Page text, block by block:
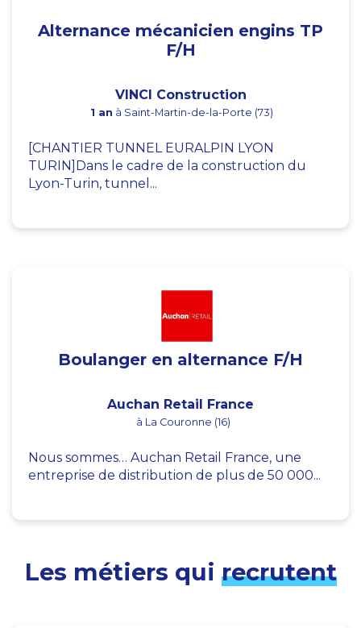
Alternance mécanicien engins TP
F/H
VINCI Construction
1 an à Saint-Martin-de-la-Porte (73)
[CHANTIER TUNNEL EURALPIN LYON
TURIN]Dans le cadre de la construction du
Lyon-Turin, tunnel...
Boulanger en alternance F/H
Auchan Retail France
à La Couronne (16)
Nous sommes… Auchan Retail France, une
entreprise de distribution de plus de 50 000...
Les métiers qui recrutent